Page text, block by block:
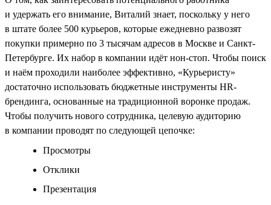
и удержать его внимание, Виталий знает, поскольку у него
в штате более 500 курьеров, которые ежедневно развозят
покупки примерно по 3 тысячам адресов в Москве и Санкт-
Петербурге. Их набор в компании идёт нон-стоп. Чтобы поиск
и наём проходили наиболее эффективно, «Курьеристу»
достаточно использовать бюджетные инструменты HR-
брендинга, основанные на традиционной воронке продаж.
Чтобы получить нового сотрудника, целевую аудиторию
в компании проводят по следующей цепочке:
Просмотры
Отклики
Презентация